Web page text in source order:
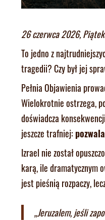
26 czerwca 2026,
To jedno z
tragedii? Czy był jej
Pełnia Objawienia
Wielokrotnie ostrzega,
doświadcza
jeszcze trafniej:
Izrael nie został
karą, ile dramatycznym
jest pieśnią rozpaczy,
„Jeruzalem, jeśli